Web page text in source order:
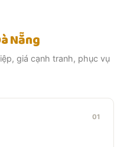
Nẵng
giá cạnh tranh, phục vụ
01